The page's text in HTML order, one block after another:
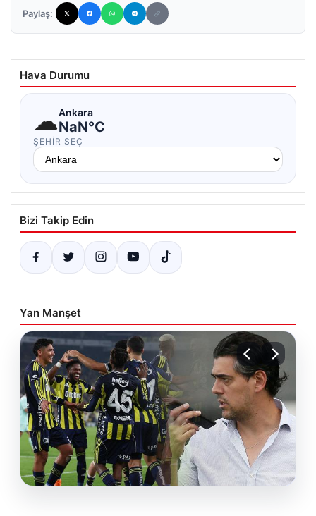
Paylaş:
Hava Durumu
☁Ankara
NaN°C
ŞEHIR SEÇ
Bizi Takip Edin
Yan Manşet
06.08.2026